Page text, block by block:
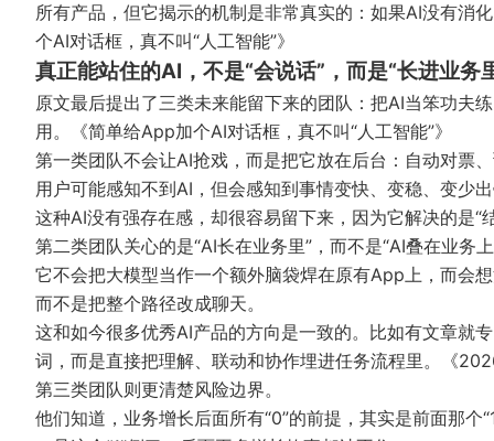
所有产品，但它揭示的机制是非常真实的：如果AI没有消
个AI对话框，真不叫“人工智能”》
真正能站住的AI，不是“会说话”，而是“长进业务
原文最后提出了三类未来能留下来的团队：把AI当笨功夫
用。
《简单给App加个AI对话框，真不叫“人工智能”》
第一类团队不会让AI抢戏，而是把它放在后台：自动对票
用户可能感知不到AI，但会感知到事情变快、变稳、变少
这种AI没有强存在感，却很容易留下来，因为它解决的是“
第二类团队关心的是“AI长在业务里”，而不是“AI叠在业务
它不会把大模型当作一个额外脑袋焊在原有App上，而会
而不是把整个路径改成聊天。
这和如今很多优秀AI产品的方向是一致的。比如有文章就
词，而是直接把理解、联动和协作埋进任务流程里。
《
第三类团队则更清楚风险边界。
他们知道，业务增长后面所有“0”的前提，其实是前面那